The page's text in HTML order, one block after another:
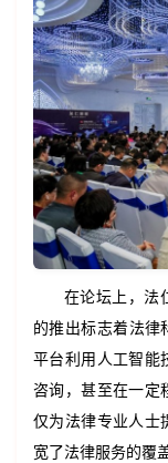
在论坛上，法
的推出标志着法律
平台利用人工智能
咨询，甚至在一定
仅为法律专业人士
宽了法律服务的覆